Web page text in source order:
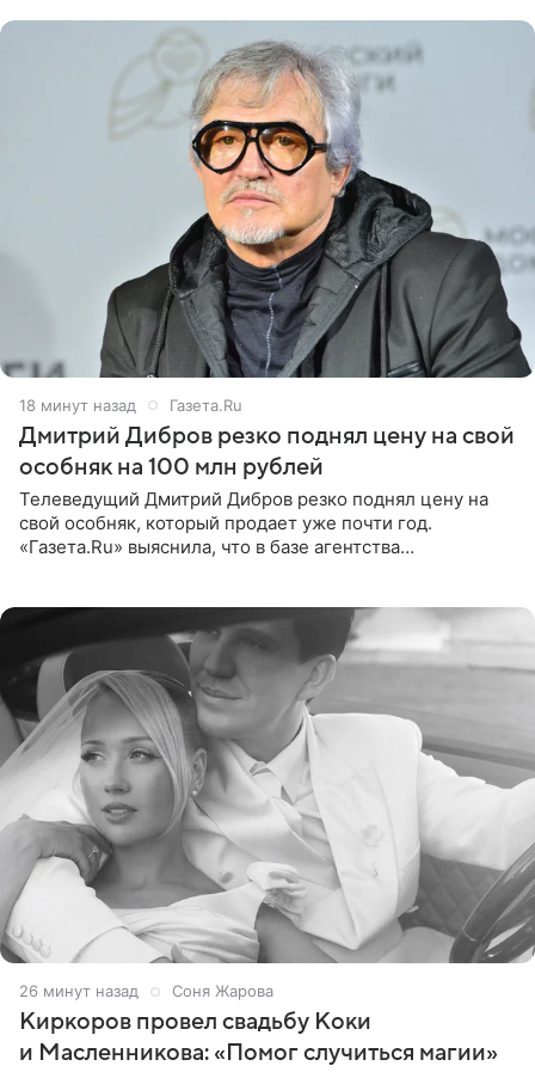
18 минут назад Газета.Ru
Дмитрий Дибров резко поднял цену на свой
особняк на 100 млн рублей
Телеведущий Дмитрий Дибров резко поднял цену на
свой особняк, который продает уже почти год.
«Газета.Ru» выяснила, что в базе агентства
26 минут назад Соня Жарова
Киркоров провел свадьбу Коки
и Масленникова: «Помог случиться магии»